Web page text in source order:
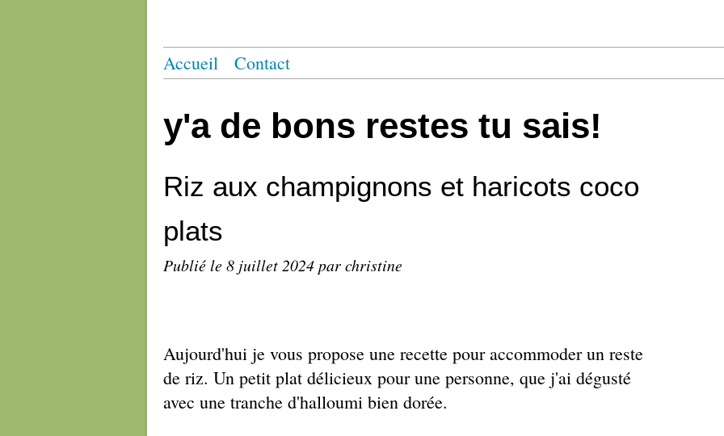
Accueil Contact
y'a de bons restes tu sais!
Riz aux champignons et haricots coco
plats
Publié le 8 juillet 2024par christine
Aujourd'hui je vous propose une recette pour accommoder un reste
de riz. Un petit plat délicieux pour une personne, que j'ai dégusté
avec une tranche d'halloumi bien dorée.